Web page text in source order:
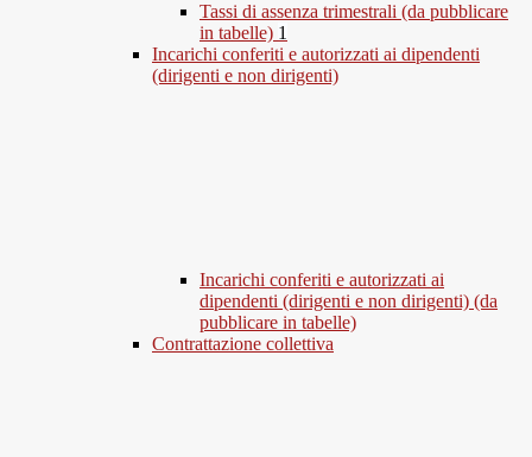
Tassi di assenza trimestrali (da pubblicare
in tabelle) 1
Incarichi conferiti e autorizzati ai dipendenti
(dirigenti e non dirigenti)
Incarichi conferiti e autorizzati ai
dipendenti (dirigenti e non dirigenti) (da
pubblicare in tabelle)
Contrattazione collettiva